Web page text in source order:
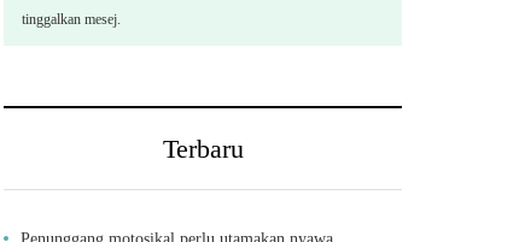
tinggalkan mesej.
Terbaru